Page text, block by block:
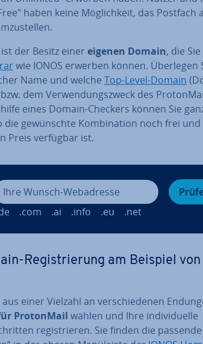
haben keine Mög­lich­keit, das Postfach
der Besitz einer eigenen Domain, die
wie IONOS erwerben können. Überlegen
Name und welche Top-Level-Domain
dem Ver­wen­dungs­zweck des
eines Domain-Checkers können Sie
die ge­wünsch­te Kom­bi­na­ti­on noch frei und
Preis verfügbar ist.
.com .ai .info .eu .net
Re­gis­trie­rung am Beispiel von
aus einer Vielzahl an ver­schie­de­nen
Pro­ton­Mail wählen und Ihre in­di­vi­du­el­le
re­gis­trie­ren. Sie finden die